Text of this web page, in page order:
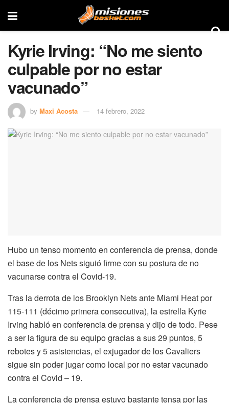
Kyrie Irving: “No me siento
culpable por no estar
vacunado”
by Maxi Acosta 14 febrero, 2022
Hubo un tenso momento en conferencia de prensa, donde
el base de los Nets siguió firme con su postura de no
vacunarse contra el Covid-19.
Tras la derrota de los Brooklyn Nets ante Miami Heat por
115-111 (décimo primera consecutiva), la estrella Kyrie
Irving habló en conferencia de prensa y dijo de todo. Pese
a ser la figura de su equipo gracias a sus 29 puntos, 5
rebotes y 5 asistencias, el exjugador de los Cavaliers
sigue sin poder jugar como local por no estar vacunado
contra el Covid – 19.
La conferencia de prensa estuvo bastante tensa por las